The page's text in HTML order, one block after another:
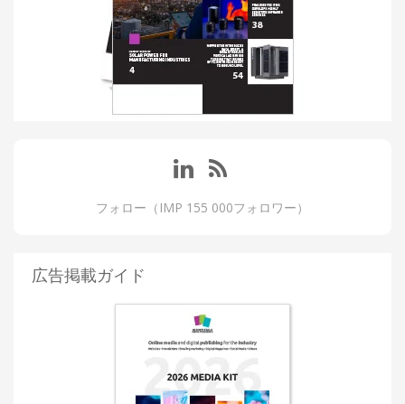
フォロー（IMP 155 000フォロワー）
広告掲載ガイド